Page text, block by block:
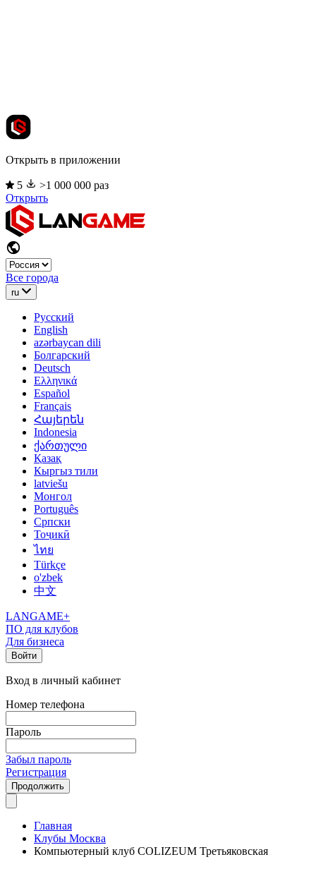
Открыть в приложении
5
>1 000 000 раз
Открыть
Все города
ru
Русский
English
azərbaycan dili
Болгарский
Deutsch
Ελληνικά
Español
Français
Հայերեն
Indonesia
ქართული
Қазақ
Кыргыз тили
latviešu
Монгол
Português
Српски
Тоҷикӣ
ไทย
Türkçe
o'zbek
中文
LANGAME+
ПО для клубов
Для бизнеса
Войти
Вход в личный кабинет
Номер телефона
Пароль
Забыл пароль
Регистрация
Продолжить
Главная
Клубы Москва
Компьютерный клуб COLIZEUM Третьяковская